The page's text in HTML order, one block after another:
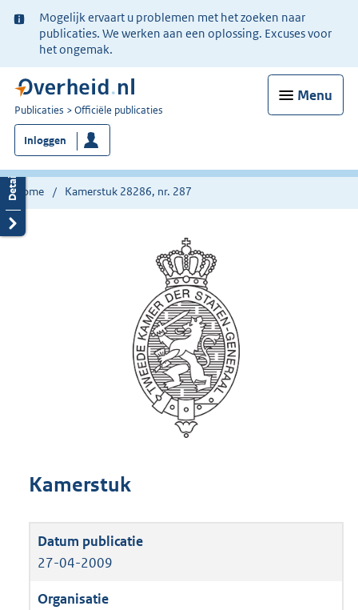
Ter
informatie:
Mogelijk ervaart u problemen met het zoeken naar
publicaties. We werken aan een oplossing. Excuses voor
het ongemak.
Menu
U
bent
nu
hier:
Publicaties Officiële publicaties
Inloggen
Home Kamerstuk 28286, nr. 287
Kamerstuk
27-04-2009